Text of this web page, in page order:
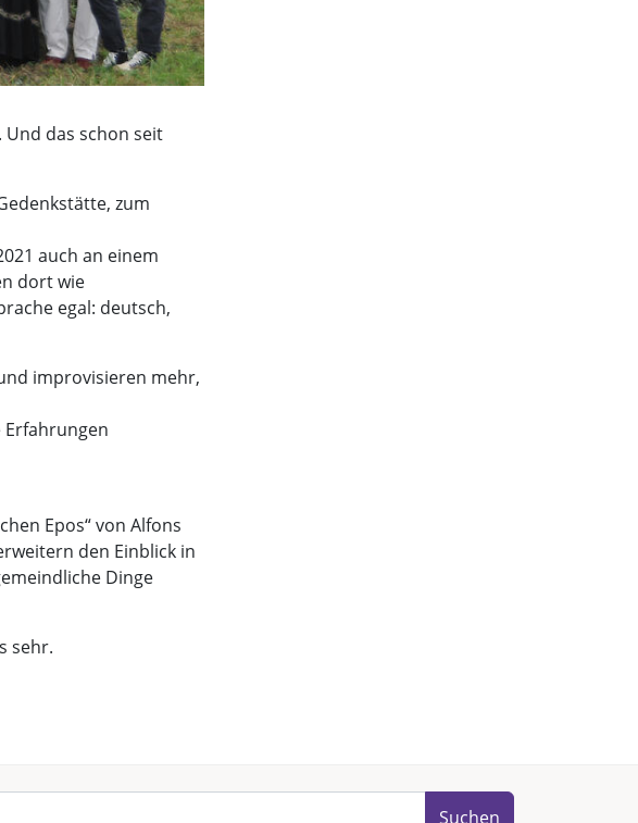
Und das schon seit
zum
auch an einem
dort wie
egal: deutsch,
improvisieren mehr,
Erfahrungen
Epos“ von Alfons
den Einblick in
Dinge
sehr.
Suchen